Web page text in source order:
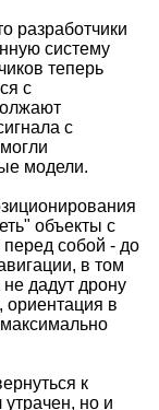
разработчики
систему
теперь
с
с
модели.
объекты с
собой - до
в том
дадут дрону
ориентация в
к
утрачен, но и